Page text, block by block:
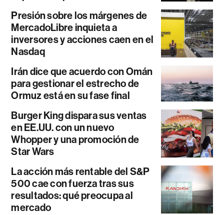
Presión sobre los márgenes de
MercadoLibre inquieta a
inversores y acciones caen en el
Nasdaq
Irán dice que acuerdo con Omán
para gestionar el estrecho de
Ormuz está en su fase final
Burger King dispara sus ventas
en EE.UU. con un nuevo
Whopper y una promoción de
Star Wars
La acción más rentable del S&P
500 cae con fuerza tras sus
resultados: qué preocupa al
mercado